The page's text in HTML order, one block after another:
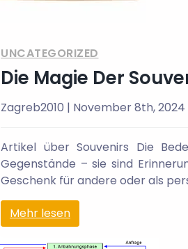
UNCATEGORIZED
Die Magie Der
Zagreb2010 | November 8th, 2024
Artikel über Souvenirs Die
Gegenstände – sie sind
Geschenk für andere oder als
Mehr lesen